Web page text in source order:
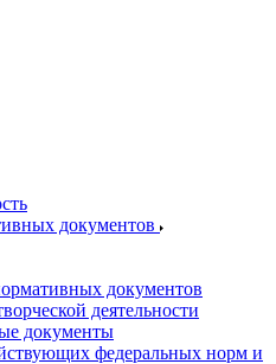
документов
документов
деятельности
документы
федеральных норм и